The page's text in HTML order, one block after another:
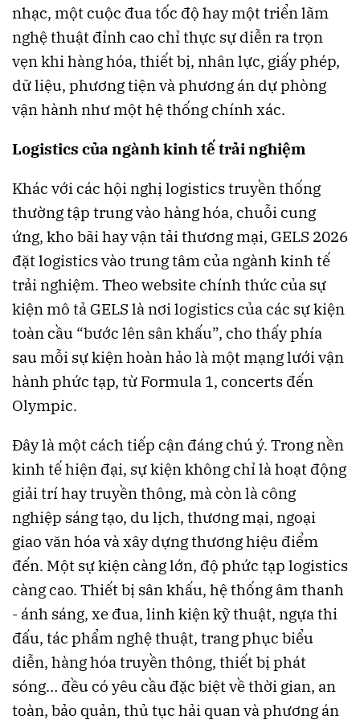
nhạc, một cuộc đua tốc độ hay một triển lãm
nghệ thuật đỉnh cao chỉ thực sự diễn ra trọn
vẹn khi hàng hóa, thiết bị, nhân lực, giấy phép,
dữ liệu, phương tiện và phương án dự phòng
vận hành như một hệ thống chính xác.
Logistics của ngành kinh tế trải nghiệm
Khác với các hội nghị logistics truyền thống
thường tập trung vào hàng hóa, chuỗi cung
ứng, kho bãi hay vận tải thương mại, GELS 2026
đặt logistics vào trung tâm của ngành kinh tế
trải nghiệm. Theo website chính thức của sự
kiện mô tả GELS là nơi logistics của các sự kiện
toàn cầu “bước lên sân khấu”, cho thấy phía
sau mỗi sự kiện hoàn hảo là một mạng lưới vận
hành phức tạp, từ Formula 1, concerts đến
Olympic.
Đây là một cách tiếp cận đáng chú ý. Trong nền
kinh tế hiện đại, sự kiện không chỉ là hoạt động
giải trí hay truyền thông, mà còn là công
nghiệp sáng tạo, du lịch, thương mại, ngoại
giao văn hóa và xây dựng thương hiệu điểm
đến. Một sự kiện càng lớn, độ phức tạp logistics
càng cao. Thiết bị sân khấu, hệ thống âm thanh
- ánh sáng, xe đua, linh kiện kỹ thuật, ngựa thi
đấu, tác phẩm nghệ thuật, trang phục biểu
diễn, hàng hóa truyền thông, thiết bị phát
sóng… đều có yêu cầu đặc biệt về thời gian, an
toàn, bảo quản, thủ tục hải quan và phương án